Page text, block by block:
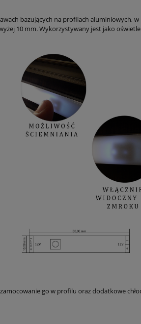
bazujących na profilach
10 mm. Wykorzystywany jest jako
go w profilu oraz dodatkowe